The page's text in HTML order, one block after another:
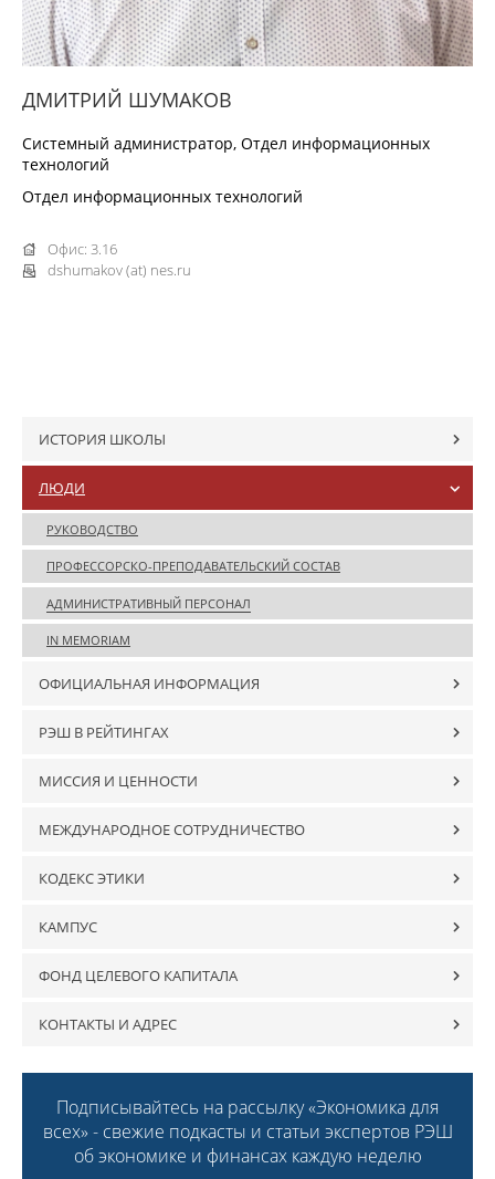
ДМИТРИЙ ШУМАКОВ
Системный администратор, Отдел информационных
технологий
Отдел информационных технологий
Офис: 3.16
dshumakov (at) nes.ru
ИСТОРИЯ ШКОЛЫ
ЛЮДИ
РУКОВОДСТВО
ПРОФЕССОРСКО-ПРЕПОДАВАТЕЛЬСКИЙ СОСТАВ
АДМИНИСТРАТИВНЫЙ ПЕРСОНАЛ
IN MEMORIAM
ОФИЦИАЛЬНАЯ ИНФОРМАЦИЯ
РЭШ В РЕЙТИНГАХ
МИССИЯ И ЦЕННОСТИ
МЕЖДУНАРОДНОЕ СОТРУДНИЧЕСТВО
КОДЕКС ЭТИКИ
КАМПУС
ФОНД ЦЕЛЕВОГО КАПИТАЛА
КОНТАКТЫ И АДРЕС
Подписывайтесь на рассылку «Экономика для
всех» - свежие подкасты и статьи экспертов РЭШ
об экономике и финансах каждую неделю